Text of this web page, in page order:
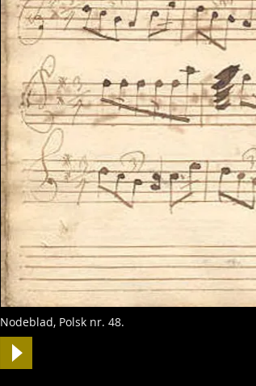
Nodeblad, Polsk nr. 48.